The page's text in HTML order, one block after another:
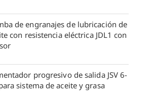
de engranajes de lubricación de
con resistencia eléctrica JDL1 con
progresivo de salida JSV 6-
sistema de aceite y grasa